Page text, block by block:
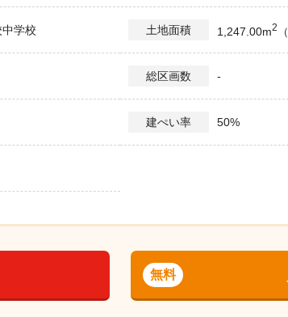
学校 土地面積 1,247.00m2
総区画数 -
建ぺい率 50%
無料